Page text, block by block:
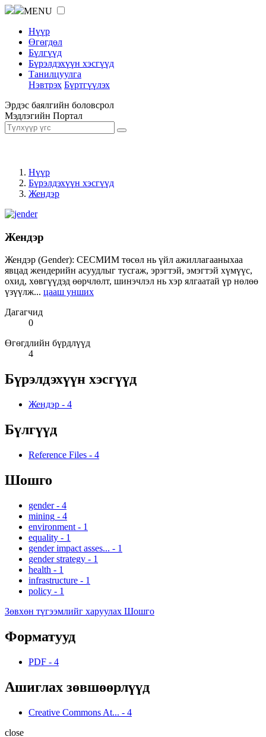
MENU
Нүүр
Өгөгдөл
Бүлгүүд
Бүрэлдэхүүн хэсгүүд
Танилцуулга
Нэвтрэх Бүртгүүлэх
Эрдэс баялгийн боловсрол
Мэдлэгийн Портал
Нүүр
Бүрэлдэхүүн хэсгүүд
Жендэр
Жендэр
Жендэр (Gender): СЕСМИМ төсөл нь үйл ажиллагааныхаа
явцад жендерийн асуудлыг тусгаж, эрэгтэй, эмэгтэй хүмүүс,
охид, хөвгүүдэд өөрчлөлт, шинэчлэл нь хэр ялгаатай үр нөлөө
үзүүлж... цааш унших
Дагагчид
0
Өгөгдлийн бүрдлүүд
4
Бүрэлдэхүүн хэсгүүд
Жендэр - 4
Бүлгүүд
Reference Files - 4
Шошго
gender - 4
mining - 4
environment - 1
equality - 1
gender impact asses... - 1
gender strategy - 1
health - 1
infrastructure - 1
policy - 1
Зөвхөн түгээмлийг харуулах Шошго
Форматууд
PDF - 4
Ашиглах зөвшөөрлүүд
Creative Commons At... - 4
close